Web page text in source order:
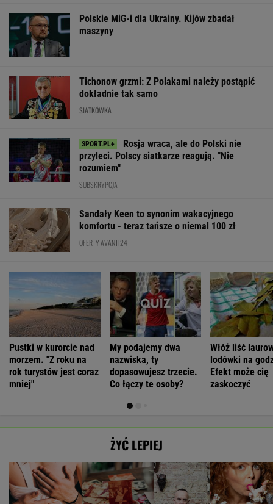
Polskie MiG-i dla Ukrainy. Kijów zbadał
maszyny
Tichonow grzmi: Z Polakami należy postąpić
dokładnie tak samo
SIATKÓWKA
Rosja wraca, ale do Polski nie
przyleci. Polscy siatkarze reagują. "Nie
rozumiem"
SUBSKRYPCJA
Sandały Keen to synonim wakacyjnego
komfortu - teraz tańsze o niemal 100 zł
OFERTY AVANTI24
Pustki w kurorcie nad
morzem. "Z roku na
rok turystów jest coraz
mniej"
My podajemy dwa
nazwiska, ty
dopasowujesz trzecie.
Co łączy te osoby?
Włóż liść
lodówki na
Efekt może cię
zaskoczyć
ŻYĆ LEPIEJ